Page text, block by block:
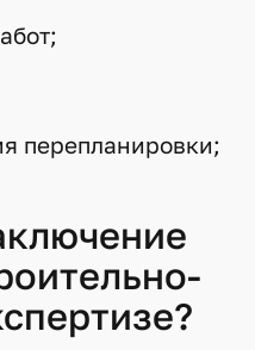
перепланировки;